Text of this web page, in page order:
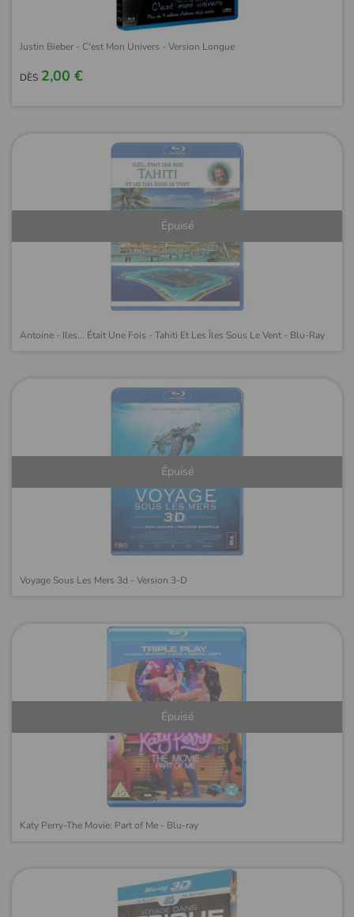
Justin Bieber - C'est Mon Univers - Version Longue
DÈS 2,00 €
Épuisé
Antoine - Iles... Était Une Fois - Tahiti Et Les Îles Sous Le Vent - Blu-Ray
Épuisé
Voyage Sous Les Mers 3d - Version 3-D
Épuisé
Katy Perry-The Movie: Part of Me - Blu-ray